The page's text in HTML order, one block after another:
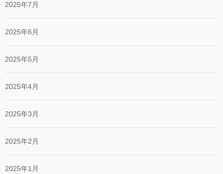
2025年7月
2025年6月
2025年5月
2025年4月
2025年3月
2025年2月
2025年1月